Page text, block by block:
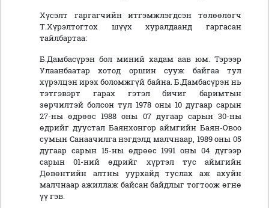
Хүсэлт гаргагчийн итгэмжлэгдсэн төлөөлөгч
Т.Хүрэлтогтох шүүх хуралдаанд гаргасан
тайлбартаа:
Б.Дамбасүрэн бол миний хадам аав юм. Тэрээр
Улаанбаатар хотод оршин сууж байгаа тул
хүрэлцэн ирэх боломжгүй байна. Б.Дамбасүрэн нь
тэтгэвэрт гарах гэтэл бичиг баримтын
зөрчилтэй болсон тул 1978 оны 10 дугаар сарын
27-ны өдрөөс 1988 оны 07 дугаар сарын 30-ны
өдрийг дуустал Баянхонгор аймгийн Баян-Овоо
сумын Санаачилга нэгдэлд малчнаар, 1989 оны 05
дугаар сарын 15-ны өдрөөс 1991 оны 04 дүгээр
сарын 01-ний өдрийг хүртэл тус аймгийн
Дөвөнтийн алтны уурхайд туслах аж ахуйн
малчнаар ажиллаж байсан байдлыг тогтоож өгнө
үү гэв.